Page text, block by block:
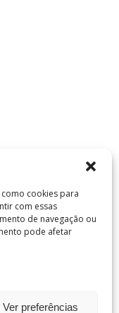
cookies para
com essas
de navegação ou
pode afetar
Ver preferências